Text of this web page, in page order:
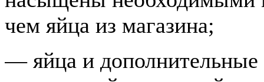
чем яйца из магазина;
— яйца и